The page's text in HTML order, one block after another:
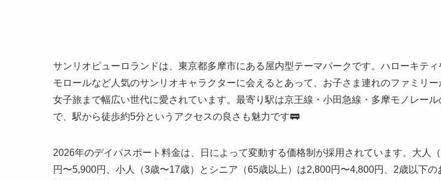
サンリオピューロランドは、東京都多摩市にある屋内型テーマパークです。ハローキテ
モロールなど人気のサンリオキャラクターに会えるとあって、お子さま連れのファミリ
女子旅まで幅広い世代に愛されています。最寄り駅は京王線・小田急線・多摩モノレール
で、駅から徒歩約5分というアクセスの良さも魅力です🚃
2026年のデイパスポート料金は、日によって変動する価格制が採用されています。大人
円〜5,900円、小人（3歳〜17歳）とシニア（65歳以上）は2,800円〜4,800円、2歳以下の